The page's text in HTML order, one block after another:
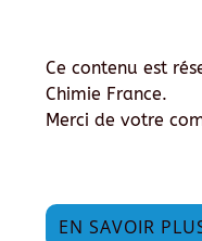
Ce contenu est
Chimie France.
Merci de votre
EN SAVOIR